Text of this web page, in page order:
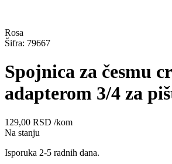
Rosa
Šifra: 79667
Spojnica za česmu
adapterom 3/4 za
129,00 RSD /kom
Na stanju
Isporuka 2-5 radnih dana.